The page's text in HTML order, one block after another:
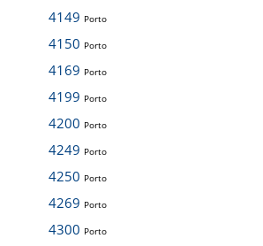
4149 Porto
4150 Porto
4169 Porto
4199 Porto
4200 Porto
4249 Porto
4250 Porto
4269 Porto
4300 Porto